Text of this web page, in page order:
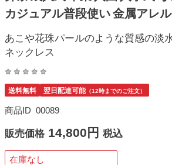
カジュアル普段使い 金属アレ
あこや花珠パールのような質感の淡
ネックレス
送料無料 翌日配達可能（12時までのご注文）
商品ID 00089
販売価格 14,800円 税込
在庫なし